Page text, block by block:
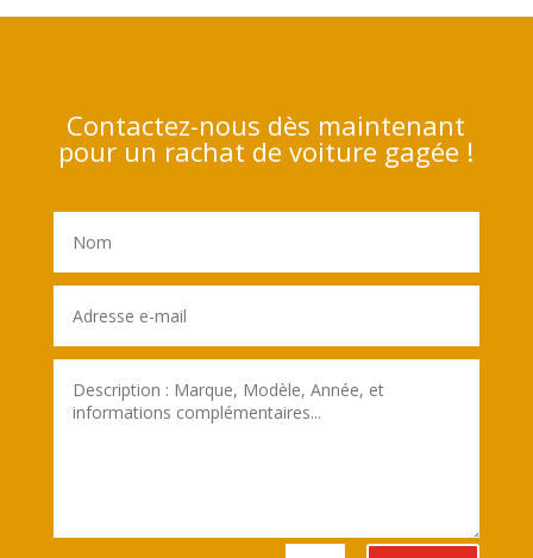
Contactez-nous dès maintenant
pour un rachat de voiture gagée !